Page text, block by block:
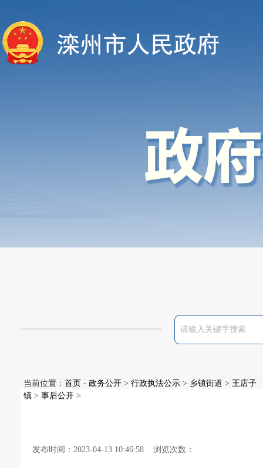
当前位置： 首页 - 政务公开 > 行政执法公示 > 乡镇街道 > 王店子
镇 > 事后公开 >
发布时间：2023-04-13 10:46:58 浏览次数：